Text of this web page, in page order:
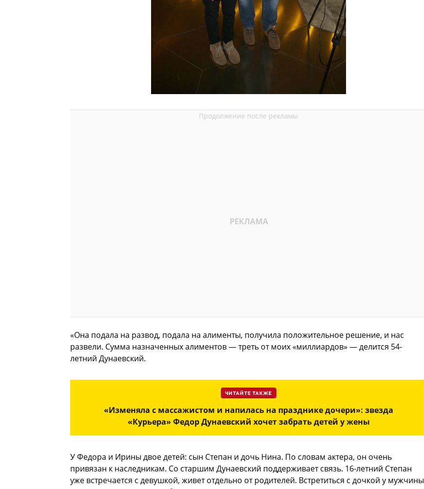
«Она подала на развод, подала на алименты, получила положительное решение, и нас
развели. Сумма назначенных алиментов — треть от моих «миллиардов» — делится 54-
летний Дунаевский.
ЧИТАЙТЕ ТАКЖЕ
«Изменяла с массажистом и напилась на празднике дочери»: звезда
«Курьера» Федор Дунаевский хочет забрать детей у жены
У Федора и Ирины двое детей: сын Степан и дочь Нина. По словам актера, он очень
привязан к наследникам. Со старшим Дунаевский поддерживает связь. 16-летний Степан
уже встречается с девушкой, живет отдельно от родителей. Встретиться с дочкой у мужчины